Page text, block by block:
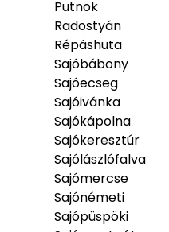
Putnok
Radostyán
Répáshuta
Sajóbábony
Sajóecseg
Sajóivánka
Sajókápolna
Sajókeresztúr
Sajólászlófalva
Sajómercse
Sajónémeti
Sajópüspöki